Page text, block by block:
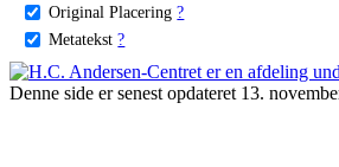
Original Placering ?
Metatekst ?
Denne side er senest opdateret 13.